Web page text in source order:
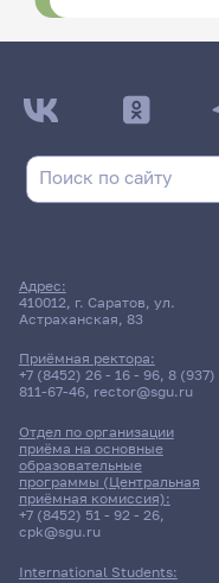
Адрес:
410012, г. Саратов, ул.
Астраханская, 83
Приёмная ректора:
+7 (8452) 26 - 16 - 96, 8 (937)
811-67-46, rector@sgu.ru
Отдел по организации
приёма на основные
образовательные
программы (Центральная
приёмная комиссия):
+7 (8452) 51 - 92 - 26,
cpk@sgu.ru
International Students: